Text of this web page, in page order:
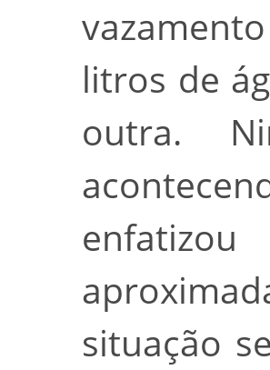
litros de
outra.
situação